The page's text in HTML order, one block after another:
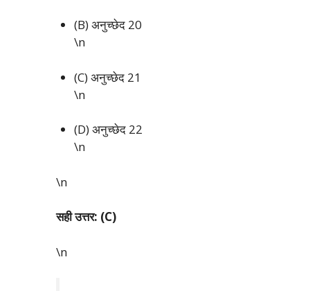
(B) अनुच्छेद 20
\n
(C) अनुच्छेद 21
\n
(D) अनुच्छेद 22
\n
\n
सही उत्तर: (C)
\n